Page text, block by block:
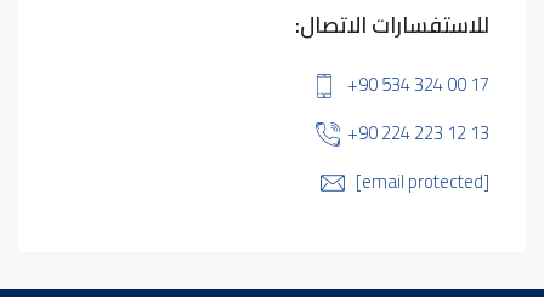
للاستفسارات الاتصال:
+90 534 324 00 17
+90 224 223 12 13
[email protected]